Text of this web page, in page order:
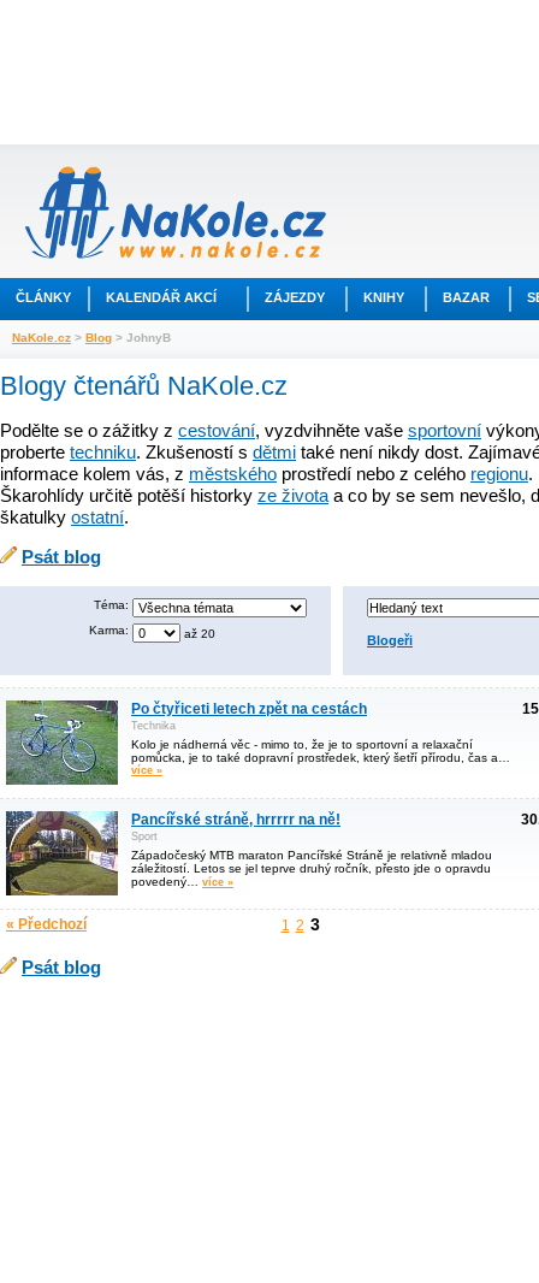
ČLÁNKY KALENDÁŘ AKCÍ ZÁJEZDY KNIHY BAZAR
NaKole.cz > Blog > JohnyB
Blogy čtenářů NaKole.cz
Podělte se o zážitky z cestování, vyzdvihněte vaše sportovní
proberte techniku. Zkušeností s dětmi také není nikdy dost.
informace kolem vás, z městského prostředí nebo z celého regionu.
Škarohlídy určitě potěší historky ze života a co by se sem nevešlo,
škatulky ostatní.
Psát blog
Téma:
Karma:
až 20 Blogeři
Po čtyřiceti letech zpět na cestách
Technika
Kolo je nádherná věc - mimo to, že je to sportovní a relaxační
pomůcka, je to také dopravní prostředek, který šetří přírodu, čas a…
více »
Pancířské stráně, hrrrrr na ně!
Sport
Západočeský MTB maraton Pancířské Stráně je relativně mladou
záležitostí. Letos se jel teprve druhý ročník, přesto jde o opravdu
povedený… více »
« Předchozí 1 2 3
Psát blog